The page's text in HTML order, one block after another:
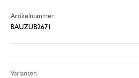
Artikelnummer
BAUZUB2671
Varianten